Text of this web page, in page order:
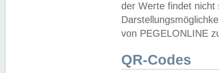
der Werte findet
von PEGELONLINE
QR-Codes